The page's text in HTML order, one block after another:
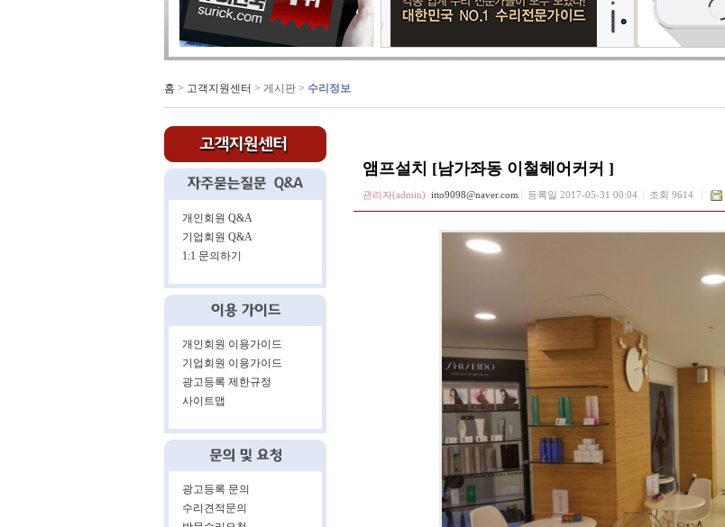
홈 > 고객지원센터 > 게시판 > 수리정보
개인회원 Q&A
기업회원 Q&A
1:1 문의하기
개인회원 이용가이드
기업회원 이용가이드
광고등록 제한규정
사이트맵
광고등록 문의
수리견적문의
앰프설치 [남가좌동 이철헤어커커 ]
관리자(admin) itto9098@naver.com 등록일 2017-05-31 00:04 조회 9614